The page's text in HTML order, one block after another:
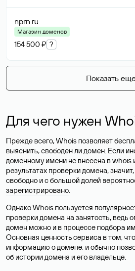
nprn.ru
Магазин доменов
154 500 ₽ ?
Показать
Для чего нужен
Прежде всего, Whois позволяет
выяснить, свободен ли домен. Если
доменному имени не внесена в whois
результатах проверки домена,
свободно и с большой долей
зарегистрировано.
Однако Whois пользуется
проверки домена на занятость, ведь
домен можно и в процессе подбора
Основная ценность сервиса в том,
информацию о домене, и обычно
об истории домена и его владельце.